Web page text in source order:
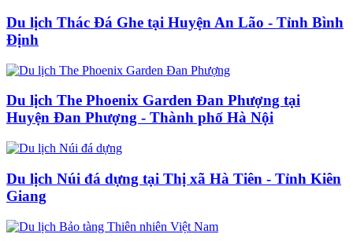
Du lịch Thác Đá Ghe tại Huyện An Lão - Tỉnh Bình
Định
Du lịch The Phoenix Garden Đan Phượng tại
Huyện Đan Phượng - Thành phố Hà Nội
Du lịch Núi đá dựng tại Thị xã Hà Tiên - Tỉnh Kiên
Giang